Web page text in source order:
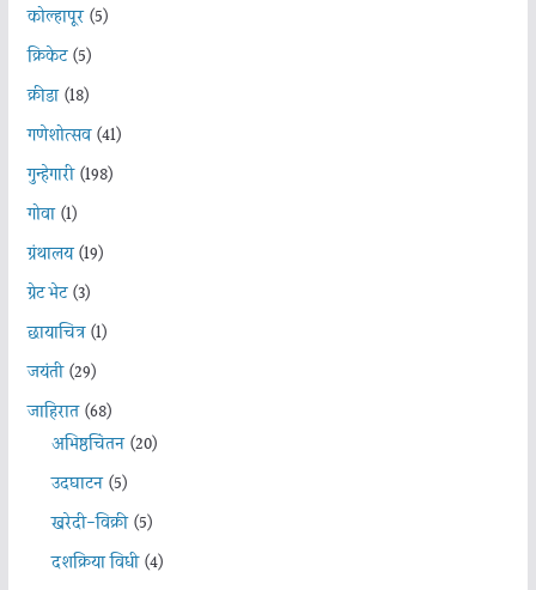
कोल्हापूर(5)
क्रिकेट(5)
क्रीडा(18)
गणेशोत्सव(41)
गुन्हेगारी(198)
गोवा(1)
ग्रंथालय(19)
ग्रेट भेट(3)
छायाचित्र(1)
जयंती(29)
जाहिरात(68)
अभिष्ठचिंतन(20)
उदघाटन(5)
खरेदी-विक्री(5)
दशक्रिया विधी(4)